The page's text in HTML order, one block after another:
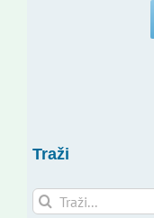
Traži
Traži...